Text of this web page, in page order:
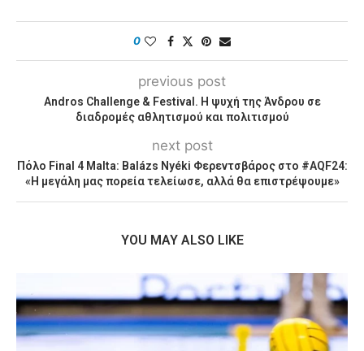
0
previous post
Andros Challenge & Festival. Η ψυχή της Άνδρου σε
διαδρομές αθλητισμού και πολιτισμού
next post
Πόλο Final 4 Malta: Balázs Nyéki Φερεντσβάρος στο #AQF24:
«Η μεγάλη μας πορεία τελείωσε, αλλά θα επιστρέψουμε»
YOU MAY ALSO LIKE